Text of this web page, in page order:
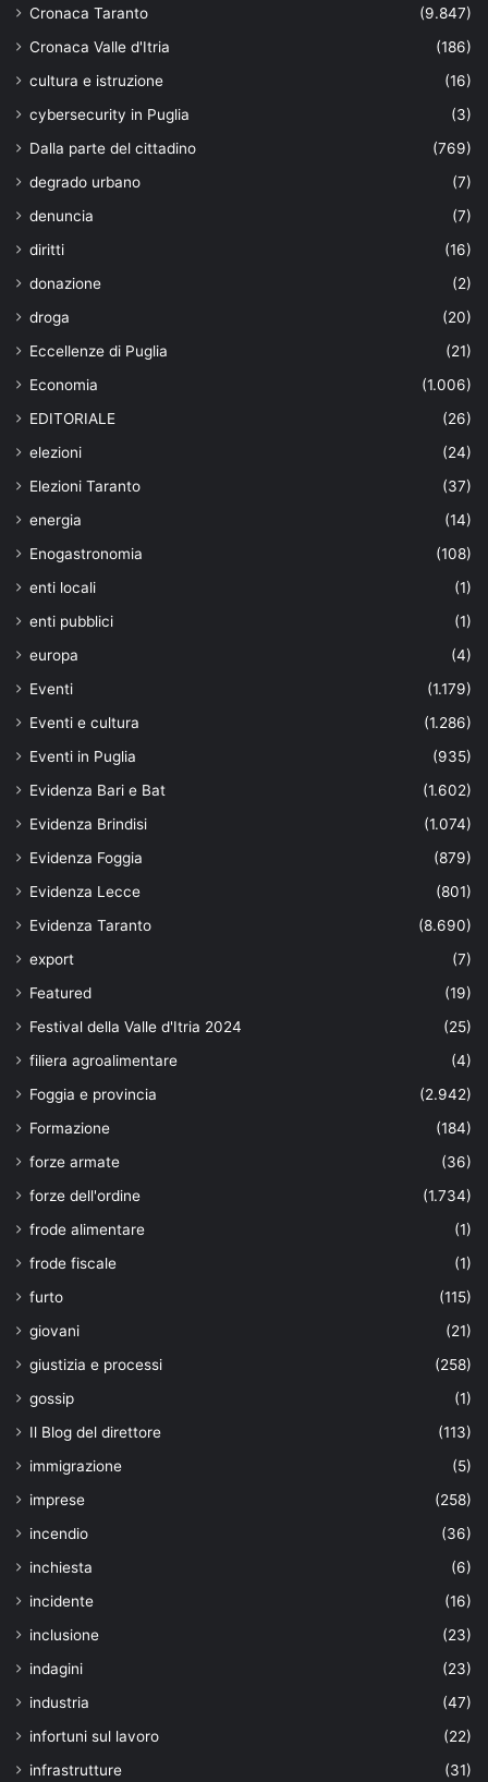
Cronaca Taranto
(9.847)
Cronaca Valle d'Itria
(186)
cultura e istruzione
(16)
cybersecurity in Puglia
(3)
Dalla parte del cittadino
(769)
degrado urbano
(7)
denuncia
(7)
diritti
(16)
donazione
(2)
droga
(20)
Eccellenze di Puglia
(21)
Economia
(1.006)
EDITORIALE
(26)
elezioni
(24)
Elezioni Taranto
(37)
energia
(14)
Enogastronomia
(108)
enti locali
(1)
enti pubblici
(1)
europa
(4)
Eventi
(1.179)
Eventi e cultura
(1.286)
Eventi in Puglia
(935)
Evidenza Bari e Bat
(1.602)
Evidenza Brindisi
(1.074)
Evidenza Foggia
(879)
Evidenza Lecce
(801)
Evidenza Taranto
(8.690)
export
(7)
Featured
(19)
Festival della Valle d'Itria 2024
(25)
filiera agroalimentare
(4)
Foggia e provincia
(2.942)
Formazione
(184)
forze armate
(36)
forze dell'ordine
(1.734)
frode alimentare
(1)
frode fiscale
(1)
furto
(115)
giovani
(21)
giustizia e processi
(258)
gossip
(1)
Il Blog del direttore
(113)
immigrazione
(5)
imprese
(258)
incendio
(36)
inchiesta
(6)
incidente
(16)
inclusione
(23)
indagini
(23)
industria
(47)
infortuni sul lavoro
(22)
infrastrutture
(31)